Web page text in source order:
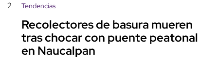
2 Tendencias
Recolectores de basura mueren
tras chocar con puente peatonal
en Naucalpan